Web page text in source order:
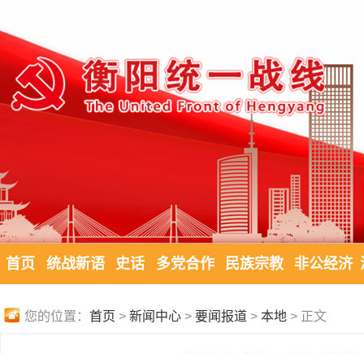
首页 统战新语 史话 多党合作 民族宗教 非公经济
您的位置： 首页 > 新闻中心 > 要闻报道 > 本地 > 正文